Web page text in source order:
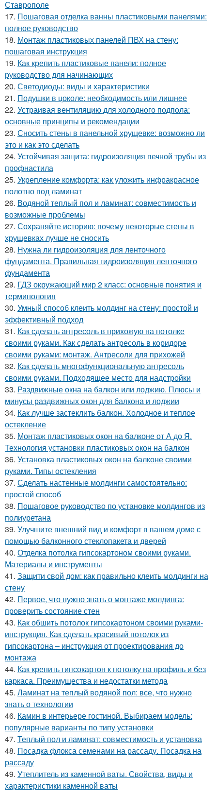
Ставрополе
17. Пошаговая отделка ванны пластиковыми панелями:
полное руководство
18. Монтаж пластиковых панелей ПВХ на стену:
пошаговая инструкция
19. Как крепить пластиковые панели: полное
руководство для начинающих
20. Светодиоды: виды и характеристики
21. Подушки в цоколе: необходимость или лишнее
22. Устраивая вентиляцию для холодного подпола:
основные принципы и рекомендации
23. Сносить стены в панельной хрущевке: возможно ли
это и как это сделать
24. Устойчивая защита: гидроизоляция печной трубы из
профнастила
25. Укрепление комфорта: как уложить инфракрасное
полотно под ламинат
26. Водяной теплый пол и ламинат: совместимость и
возможные проблемы
27. Сохраняйте историю: почему некоторые стены в
хрущевках лучше не сносить
28. Нужна ли гидроизоляция для ленточного
фундамента. Правильная гидроизоляция ленточного
фундамента
29. ГДЗ окружающий мир 2 класс: основные понятия и
терминология
30. Умный способ клеить молдинг на стену: простой и
эффективный подход
31. Как сделать антресоль в прихожую на потолке
своими руками. Как сделать антресоль в коридоре
своими руками: монтаж. Антресоли для прихожей
32. Как сделать многофункциональную антресоль
своими руками. Подходящее место для надстройки
33. Раздвижные окна на балкон или лоджию. Плюсы и
минусы раздвижных окон для балкона и лоджии
34. Как лучше застеклить балкон. Холодное и теплое
остекление
35. Монтаж пластиковых окон на балконе от А до Я.
Технология установки пластиковых окон на балкон
36. Установка пластиковых окон на балконе своими
руками. Типы остекления
37. Сделать настенные молдинги самостоятельно:
простой способ
38. Пошаговое руководство по установке молдингов из
полиуретана
39. Улучшите внешний вид и комфорт в вашем доме с
помощью балконного стеклопакета и дверей
40. Отделка потолка гипсокартоном своими руками.
Материалы и инструменты
41. Защити свой дом: как правильно клеить молдинги на
стену
42. Первое, что нужно знать о монтаже молдинга:
проверить состояние стен
43. Как обшить потолок гипсокартоном своими руками-
инструкция. Как сделать красивый потолок из
гипсокартона – инструкция от проектирования до
монтажа
44. Как крепить гипсокартон к потолку на профиль и без
каркаса. Преимущества и недостатки метода
45. Ламинат на теплый водяной пол: все, что нужно
знать о технологии
46. Камин в интерьере гостиной. Выбираем модель:
популярные варианты по типу установки
47. Теплый пол и ламинат: совместимость и установка
48. Посадка флокса семенами на рассаду. Посадка на
рассаду
49. Утеплитель из каменной ваты. Свойства, виды и
характеристики каменной ваты